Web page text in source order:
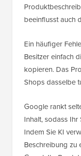
beeinflusst auch
Ein häufiger
Besitzer einfach
kopieren. Das
Shops dasselbe
Google rankt
Inhalt, sodass
Indem Sie KI
Beschreibung zu